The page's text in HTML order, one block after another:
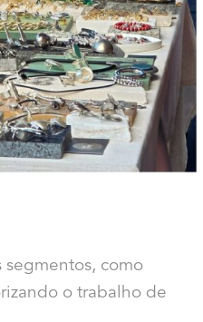
como
o trabalho de